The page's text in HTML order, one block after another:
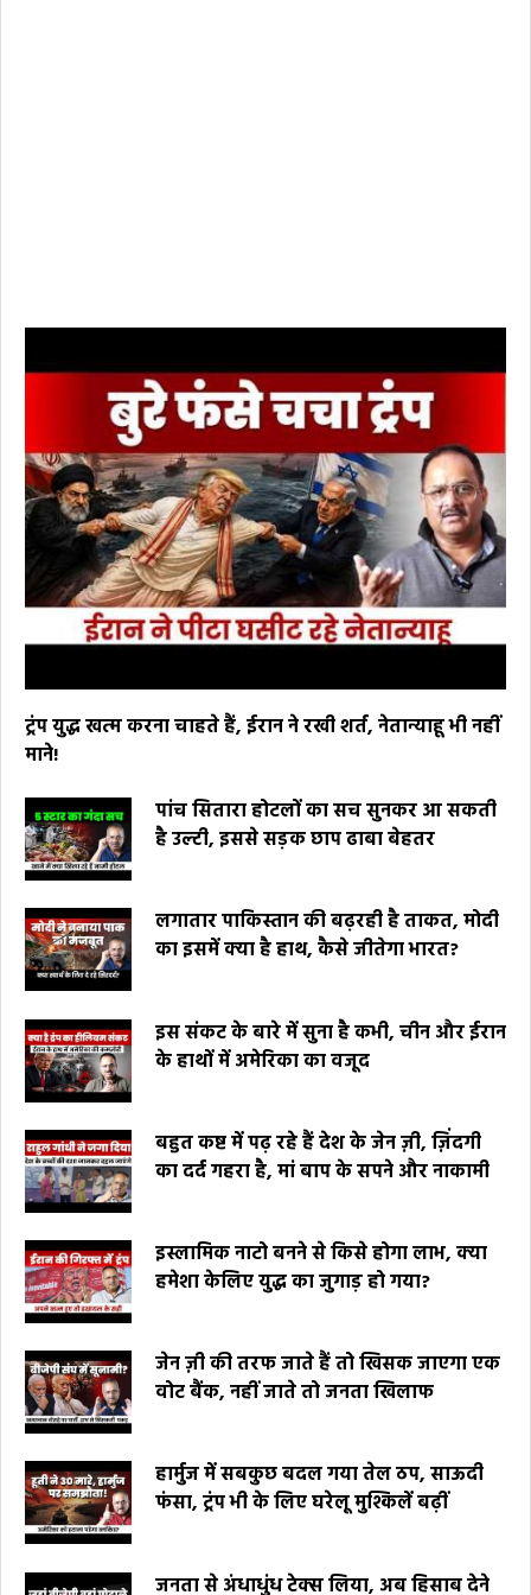
ट्रंप युद्ध खत्म करना चाहते हैं, ईरान ने रखी शर्त, नेतान्याहू भी नहीं
माने!
पांच सितारा होटलों का सच सुनकर आ सकती
है उल्टी, इससे सड़क छाप ढाबा बेहतर
लगातार पाकिस्तान की बढ़रही है ताकत, मोदी
का इसमें क्या है हाथ, कैसे जीतेगा भारत?
इस संकट के बारे में सुना है कभी, चीन और ईरान
के हाथों में अमेरिका का वजूद
बहुत कष्ट में पढ़ रहे हैं देश के जेन ज़ी, ज़िंदगी
का दर्द गहरा है, मां बाप के सपने और नाकामी
इस्लामिक नाटो बनने से किसे होगा लाभ, क्या
हमेशा केलिए युद्ध का जुगाड़ हो गया?
जेन ज़ी की तरफ जाते हैं तो खिसक जाएगा एक
वोट बैंक, नहीं जाते तो जनता खिलाफ
हार्मुज में सबकुछ बदल गया तेल ठप, साऊदी
फंसा, ट्रंप भी के लिए घरेलू मुश्किलें बढ़ीं
जनता से अंधाधुंध टेक्स लिया, अब हिसाब देने